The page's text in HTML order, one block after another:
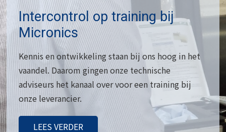
Intercontrol op training bij
Micronics
Kennis en ontwikkeling staan bij ons hoog in het
vaandel. Daarom gingen onze technische
adviseurs het kanaal over voor een training bij
onze leverancier.
LEES VERDER